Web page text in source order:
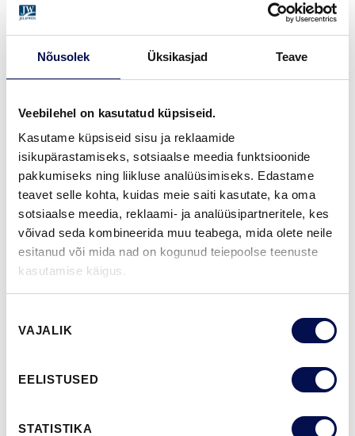
Nõusolek Üksikasjad Teave
Veebilehel on kasutatud küpsiseid.
Kasutame küpsiseid sisu ja reklaamide
isikupärastamiseks, sotsiaalse meedia funktsioonide
pakkumiseks ning liikluse analüüsimiseks. Edastame
teavet selle kohta, kuidas meie saiti kasutate, ka oma
sotsiaalse meedia, reklaami- ja analüüsipartneritele, kes
võivad seda kombineerida muu teabega, mida olete neile
esitanud või mida nad on kogunud teiepoolse teenuste
kasutamise käigus.
valik
VAJALIK
EELISTUSED
STATISTIKA
meeleolu nii traditsiooniliselt sisustatud kodudes,
suvilates kui ka villades. Täispuidust uks on massiivne
ning selle raskust on tunda ukse avamisel. Tänu